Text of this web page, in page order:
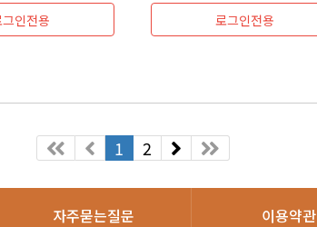
인전용 로그인전용
1 2
자주묻는질문 이용약관